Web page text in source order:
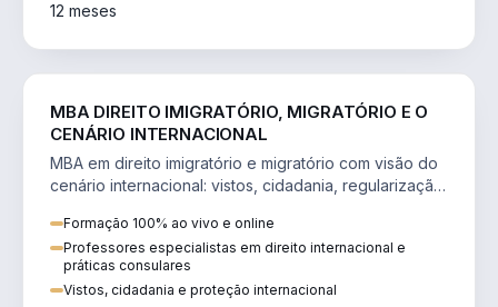
12 meses
MBA DIREITO IMIGRATÓRIO, MIGRATÓRIO E O
CENÁRIO INTERNACIONAL
MBA em direito imigratório e migratório com visão do
cenário internacional: vistos, cidadania, regularização
Formação 100% ao vivo e online
Professores especialistas em direito internacional e
práticas consulares
Vistos, cidadania e proteção internacional